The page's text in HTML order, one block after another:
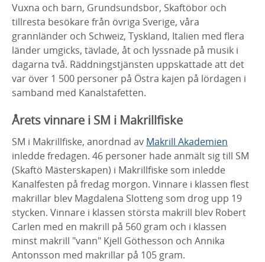
Vuxna och barn, Grundsundsbor, Skaftöbor och
tillresta besökare från övriga Sverige, våra
grannländer och Schweiz, Tyskland, Italien med flera
länder umgicks, tävlade, åt och lyssnade på musik i
dagarna två. Räddningstjänsten uppskattade att det
var över 1 500 personer på Östra kajen på lördagen i
samband med Kanalstafetten.
Årets vinnare i SM i Makrillfiske
SM i Makrillfiske, anordnad av Makrill Akademien
inledde fredagen. 46 personer hade anmält sig till SM
(Skaftö Mästerskapen) i Makrillfiske som inledde
Kanalfesten på fredag morgon. Vinnare i klassen flest
makrillar blev Magdalena Slotteng som drog upp 19
stycken. Vinnare i klassen största makrill blev Robert
Carlen med en makrill på 560 gram och i klassen
minst makrill "vann" Kjell Göthesson och Annika
Antonsson med makrillar på 105 gram.